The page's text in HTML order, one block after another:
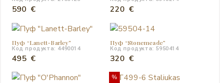
590 € 220 €
Пуф “Lanett-Barley”
Код продукта: 4490014
495 €
Пуф “Stonemeade”
Код продукта: 5950414
320 €
%